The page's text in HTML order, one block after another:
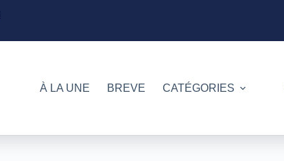
À LA UNE BREVE CATÉGORIES